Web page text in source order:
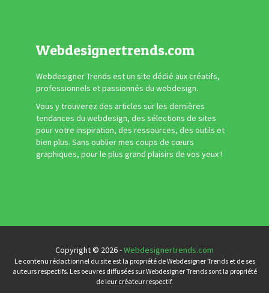
Webdesignertrends.com
Webdesigner Trends est un site dédié aux créatifs,
professionnels et passionnés du webdesign.
Vous y trouverez des articles sur les dernières
tendances du webdesign, des sélections de sites
pour votre inspiration, des ressources, des outils et
bien plus. Sans oublier mes coups de cœurs
graphiques, pour le plus grand plaisirs de vos yeux !
Copyright © 2026 -Webdesignertrends.com
Le contenu rédactionnel du site est la propriété de Webdesigner Trends et de ses
auteurs respectifs. Les oeuvres diffusées sur Webdesigner Trends sont la propriété
de leur créateur respectif.